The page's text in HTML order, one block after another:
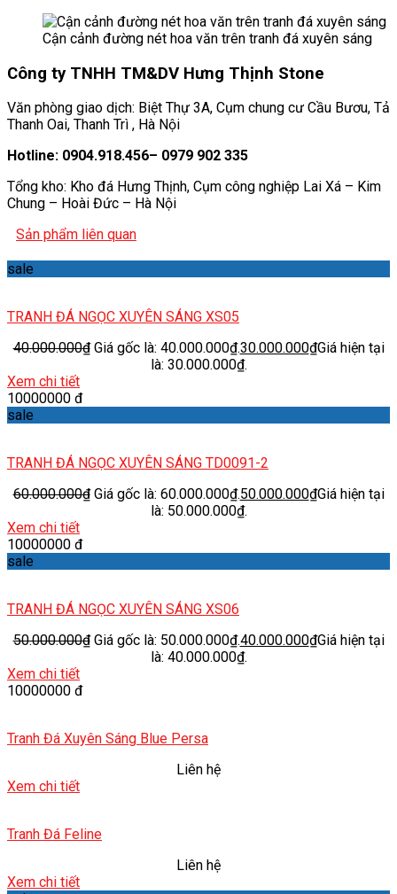
Cận cảnh đường nét hoa văn trên tranh đá xuyên sáng
Công ty TNHH TM&DV Hưng Thịnh Stone
Văn phòng giao dịch: Biệt Thự 3A, Cụm chung cư Cầu Bươu, Tả
Thanh Oai, Thanh Trì , Hà Nội
Hotline: 0904.918.456– 0979 902 335
Tổng kho: Kho đá Hưng Thịnh, Cụm công nghiệp Lai Xá – Kim
Chung – Hoài Đức – Hà Nội
Sản phẩm liên quan
sale
TRANH ĐÁ NGỌC XUYÊN SÁNG XS05
40.000.000₫ Giá gốc là: 40.000.000₫.30.000.000₫Giá hiện tại
là: 30.000.000₫.
Xem chi tiết
10000000 đ
sale
TRANH ĐÁ NGỌC XUYÊN SÁNG TD0091-2
60.000.000₫ Giá gốc là: 60.000.000₫.50.000.000₫Giá hiện tại
là: 50.000.000₫.
Xem chi tiết
10000000 đ
sale
TRANH ĐÁ NGỌC XUYÊN SÁNG XS06
50.000.000₫ Giá gốc là: 50.000.000₫.40.000.000₫Giá hiện tại
là: 40.000.000₫.
Xem chi tiết
10000000 đ
Tranh Đá Xuyên Sáng Blue Persa
Liên hệ
Xem chi tiết
Tranh Đá Feline
Liên hệ
Xem chi tiết